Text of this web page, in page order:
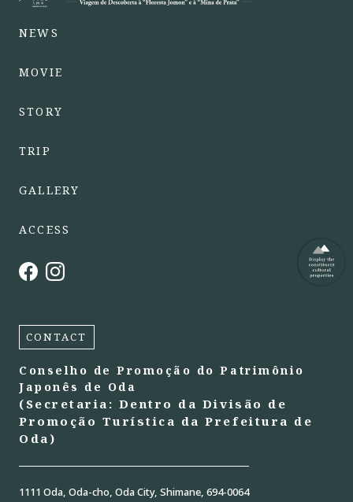
NEWS
MOVIE
STORY
TRIP
GALLERY
ACCESS
CONTACT
Conselho de Promoção do Patrimônio
Japonês de Oda
(Secretaria: Dentro da Divisão de
Promoção Turística da Prefeitura de
Oda)
1111 Oda, Oda-cho, Oda City, Shimane, 694-0064